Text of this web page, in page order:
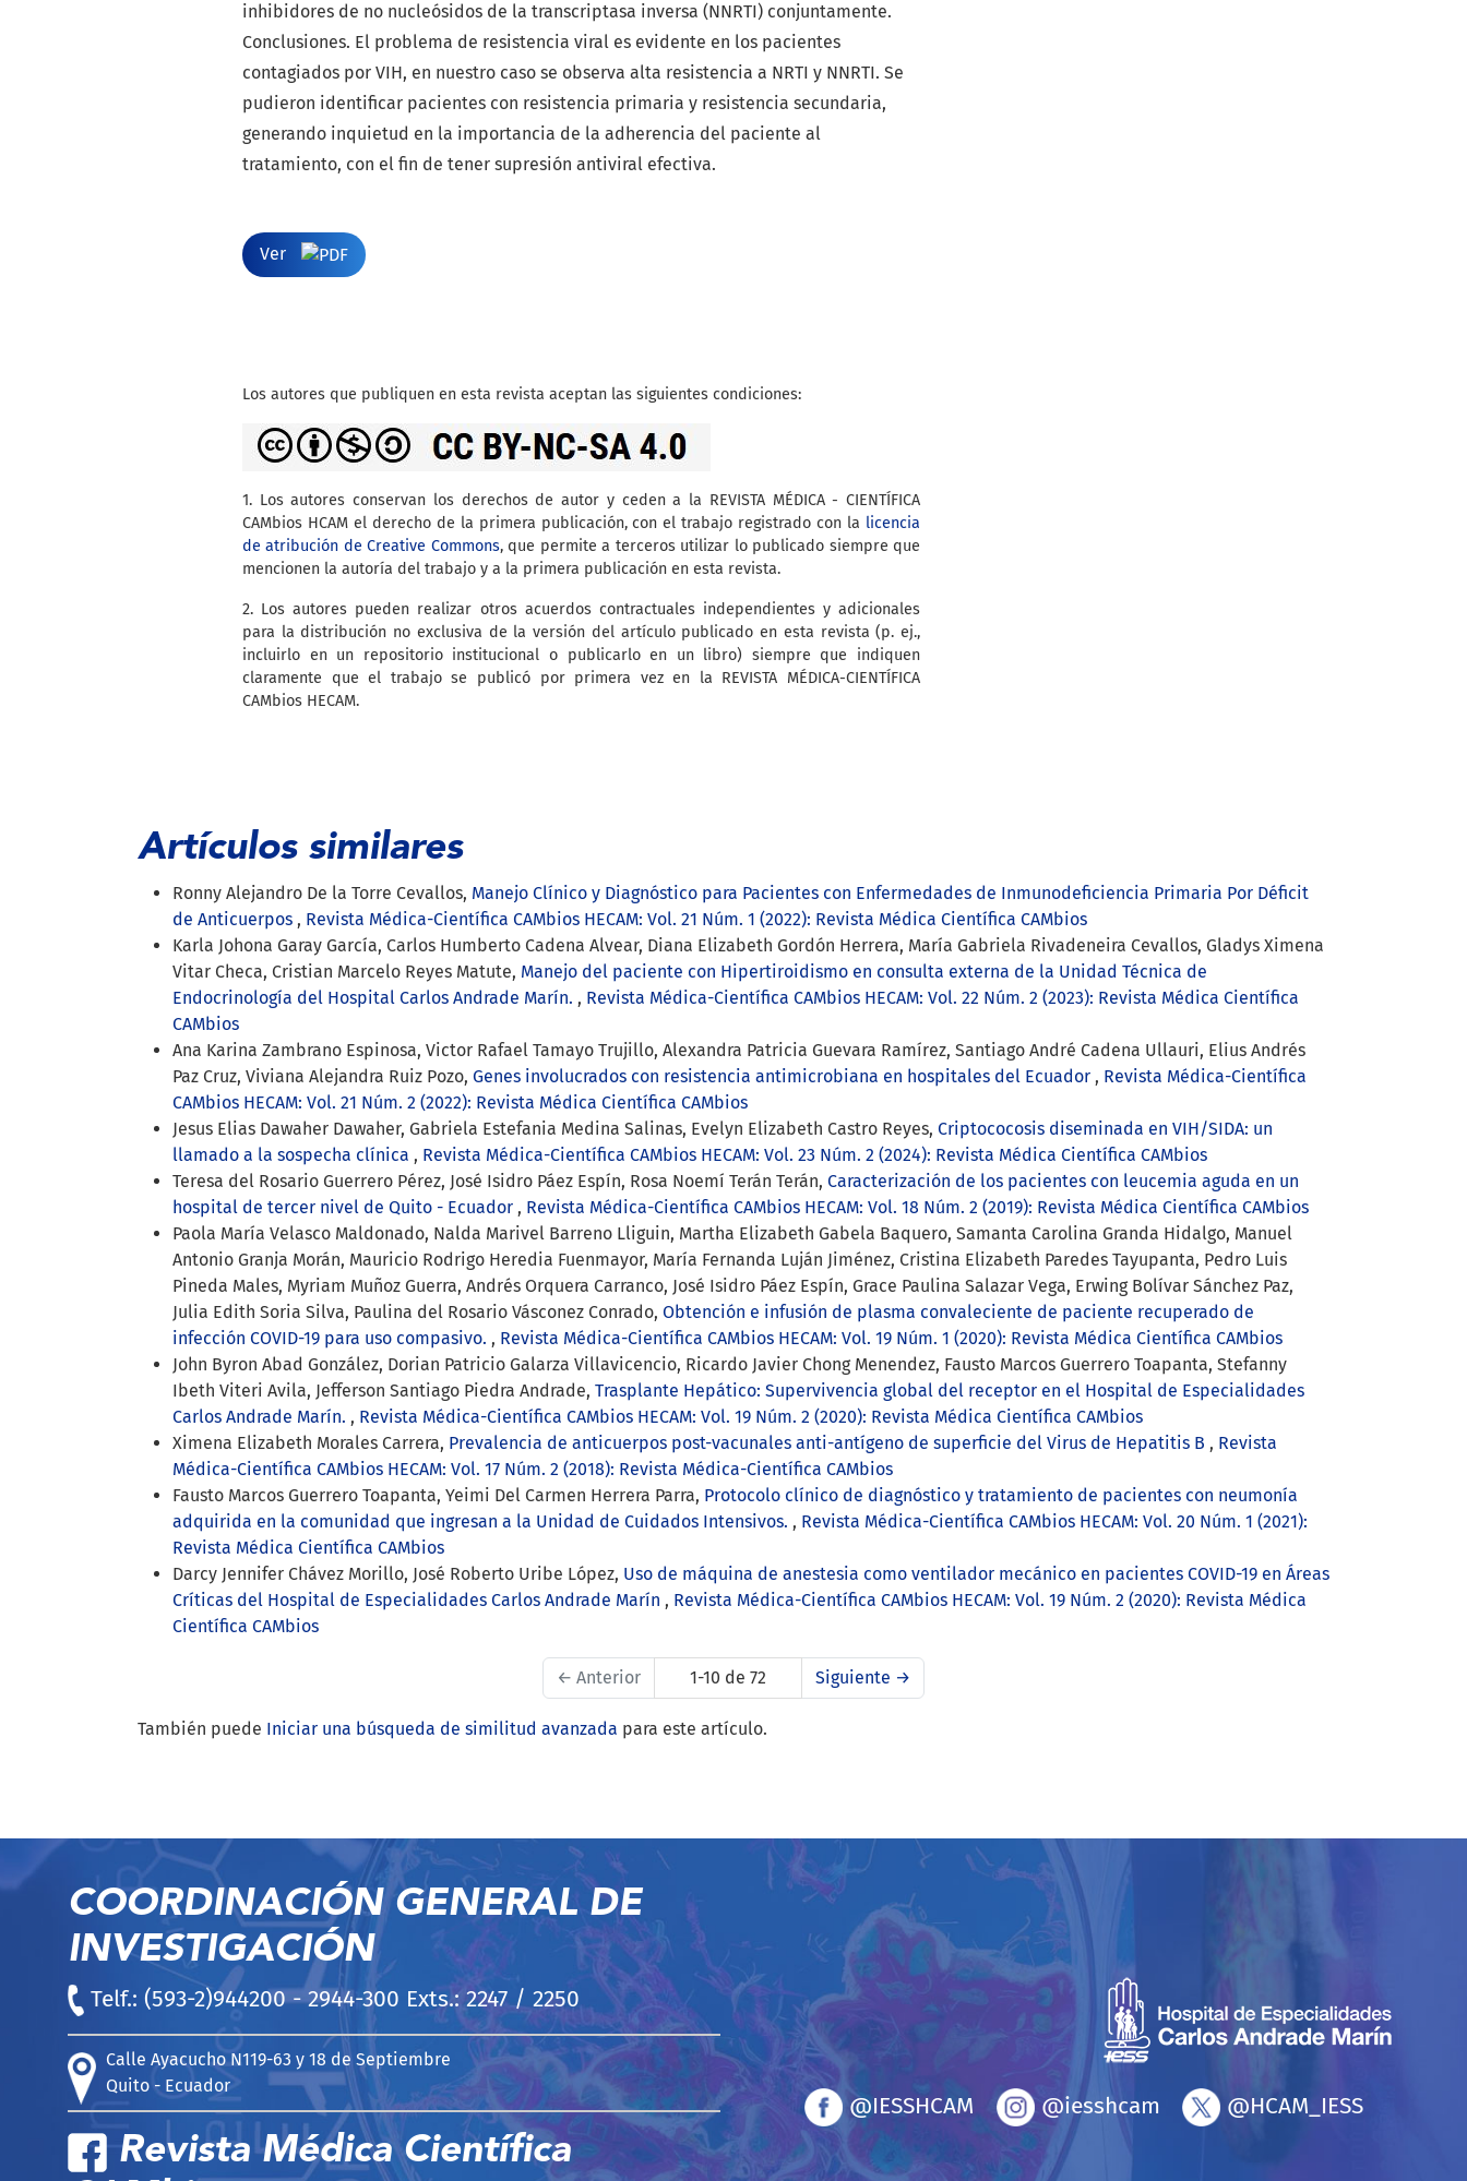
inhibidores de no nucleósidos de la transcriptasa inversa (NNRTI) conjuntamente.
Conclusiones. El problema de resistencia viral es evidente en los pacientes
contagiados por VIH, en nuestro caso se observa alta resistencia a NRTI y NNRTI. Se
pudieron identificar pacientes con resistencia primaria y resistencia secundaria,
generando inquietud en la importancia de la adherencia del paciente al
tratamiento, con el fin de tener supresión antiviral efectiva.
Ver
Los autores que publiquen en esta revista aceptan las siguientes condiciones:
1. Los autores conservan los derechos de autor y ceden a la REVISTA MÉDICA - CIENTÍFICA
CAMbios HCAM el derecho de la primera publicación, con el trabajo registrado con la licencia
de atribución de Creative Commons, que permite a terceros utilizar lo publicado siempre que
mencionen la autoría del trabajo y a la primera publicación en esta revista.
2. Los autores pueden realizar otros acuerdos contractuales independientes y adicionales
para la distribución no exclusiva de la versión del artículo publicado en esta revista (p. ej.,
incluirlo en un repositorio institucional o publicarlo en un libro) siempre que indiquen
claramente que el trabajo se publicó por primera vez en la REVISTA MÉDICA-CIENTÍFICA
CAMbios HECAM.
Artículos similares
Ronny Alejandro De la Torre Cevallos, Manejo Clínico y Diagnóstico para Pacientes con Enfermedades de Inmunodeficiencia Primaria Por Déficit
de Anticuerpos , Revista Médica-Científica CAMbios HECAM: Vol. 21 Núm. 1 (2022): Revista Médica Científica CAMbios
Karla Johona Garay García, Carlos Humberto Cadena Alvear, Diana Elizabeth Gordón Herrera, María Gabriela Rivadeneira Cevallos, Gladys Ximena
Vitar Checa, Cristian Marcelo Reyes Matute, Manejo del paciente con Hipertiroidismo en consulta externa de la Unidad Técnica de
Endocrinología del Hospital Carlos Andrade Marín. , Revista Médica-Científica CAMbios HECAM: Vol. 22 Núm. 2 (2023): Revista Médica Científica
CAMbios
Ana Karina Zambrano Espinosa, Victor Rafael Tamayo Trujillo, Alexandra Patricia Guevara Ramírez, Santiago André Cadena Ullauri, Elius Andrés
Paz Cruz, Viviana Alejandra Ruiz Pozo, Genes involucrados con resistencia antimicrobiana en hospitales del Ecuador , Revista Médica-Científica
CAMbios HECAM: Vol. 21 Núm. 2 (2022): Revista Médica Científica CAMbios
Jesus Elias Dawaher Dawaher, Gabriela Estefania Medina Salinas, Evelyn Elizabeth Castro Reyes, Criptococosis diseminada en VIH/SIDA: un
llamado a la sospecha clínica , Revista Médica-Científica CAMbios HECAM: Vol. 23 Núm. 2 (2024): Revista Médica Científica CAMbios
Teresa del Rosario Guerrero Pérez, José Isidro Páez Espín, Rosa Noemí Terán Terán, Caracterización de los pacientes con leucemia aguda en un
hospital de tercer nivel de Quito - Ecuador , Revista Médica-Científica CAMbios HECAM: Vol. 18 Núm. 2 (2019): Revista Médica Científica CAMbios
Paola María Velasco Maldonado, Nalda Marivel Barreno Lliguin, Martha Elizabeth Gabela Baquero, Samanta Carolina Granda Hidalgo, Manuel
Antonio Granja Morán, Mauricio Rodrigo Heredia Fuenmayor, María Fernanda Luján Jiménez, Cristina Elizabeth Paredes Tayupanta, Pedro Luis
Pineda Males, Myriam Muñoz Guerra, Andrés Orquera Carranco, José Isidro Páez Espín, Grace Paulina Salazar Vega, Erwing Bolívar Sánchez Paz,
Julia Edith Soria Silva, Paulina del Rosario Vásconez Conrado, Obtención e infusión de plasma convaleciente de paciente recuperado de
infección COVID-19 para uso compasivo. , Revista Médica-Científica CAMbios HECAM: Vol. 19 Núm. 1 (2020): Revista Médica Científica CAMbios
John Byron Abad González, Dorian Patricio Galarza Villavicencio, Ricardo Javier Chong Menendez, Fausto Marcos Guerrero Toapanta, Stefanny
Ibeth Viteri Avila, Jefferson Santiago Piedra Andrade, Trasplante Hepático: Supervivencia global del receptor en el Hospital de Especialidades
Carlos Andrade Marín. , Revista Médica-Científica CAMbios HECAM: Vol. 19 Núm. 2 (2020): Revista Médica Científica CAMbios
Ximena Elizabeth Morales Carrera, Prevalencia de anticuerpos post-vacunales anti-antígeno de superficie del Virus de Hepatitis B , Revista
Médica-Científica CAMbios HECAM: Vol. 17 Núm. 2 (2018): Revista Médica-Científica CAMbios
Fausto Marcos Guerrero Toapanta, Yeimi Del Carmen Herrera Parra, Protocolo clínico de diagnóstico y tratamiento de pacientes con neumonía
adquirida en la comunidad que ingresan a la Unidad de Cuidados Intensivos. , Revista Médica-Científica CAMbios HECAM: Vol. 20 Núm. 1 (2021):
Revista Médica Científica CAMbios
Darcy Jennifer Chávez Morillo, José Roberto Uribe López, Uso de máquina de anestesia como ventilador mecánico en pacientes COVID-19 en Áreas
Críticas del Hospital de Especialidades Carlos Andrade Marín , Revista Médica-Científica CAMbios HECAM: Vol. 19 Núm. 2 (2020): Revista Médica
Científica CAMbios
← Anterior 1-10 de 72 Siguiente →
También puede Iniciar una búsqueda de similitud avanzada para este artículo.
COORDINACIÓN GENERAL DE
INVESTIGACIÓN
Telf.: (593-2)944200 - 2944-300 Exts.: 2247 / 2250
Calle Ayacucho N119-63 y 18 de Septiembre
Quito - Ecuador
Revista Médica Científica
@IESSHCAM @iesshcam @HCAM_IESS